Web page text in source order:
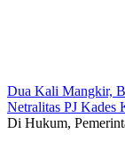
Dua Kali Mangkir,
Netralitas PJ Kades
Di Hukum,